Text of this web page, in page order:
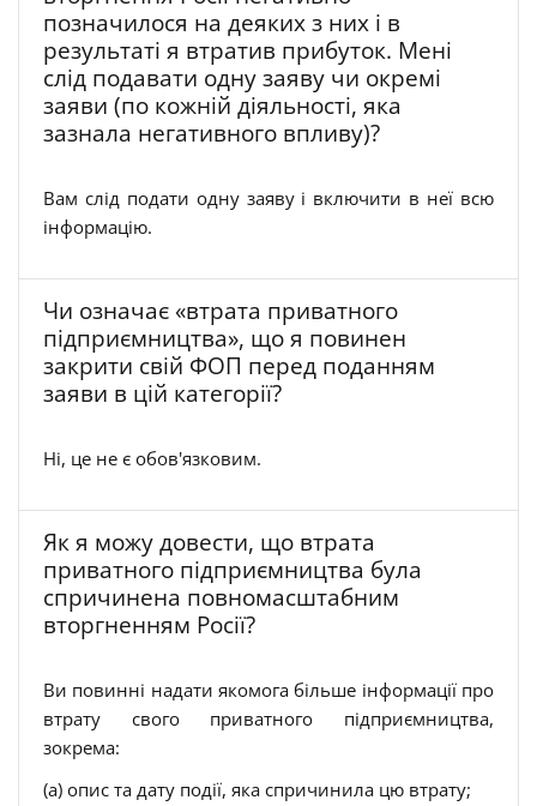
позначилося на деяких з них і в
результаті я втратив прибуток. Мені
слід подавати одну заяву чи окремі
заяви (по кожній діяльності, яка
зазнала негативного впливу)?
Вам слід подати одну заяву і включити в неї всю
інформацію.
Чи означає «втрата приватного
підприємництва», що я повинен
закрити свій ФОП перед поданням
заяви в цій категорії?
Ні, це не є обов'язковим.
Як я можу довести, що втрата
приватного підприємництва була
спричинена повномасштабним
вторгненням Росії?
Ви повинні надати якомога більше інформації про
втрату свого приватного підприємництва,
зокрема:
(a) опис та дату події, яка спричинила цю втрату;